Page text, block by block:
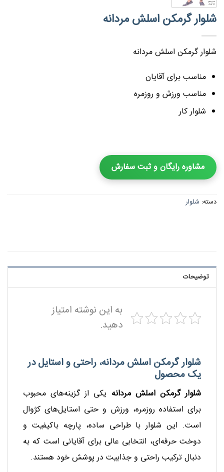
شلوار گرمکن اسلش مردانه
شلوار گرمکن اسلش مردانه
مناسب برای آقایان
مناسب ورزش و روزمره
شلوار کار
مشاوره رایگان و ثبت سفارش
دسته: شلوار
توضیحات
به این نوشته امتیاز
دهید.
شلوار گرمکن اسلش مردانه، راحتی و استایل در
یک محصول
شلوار گرمکن اسلش مردانه یکی از گزینه‌های محبوب
برای استفاده روزمره، ورزش و حتی استایل‌های کژوال
است. این شلوار با طراحی ساده، پارچه‌ باکیفیت و
دوخت حرفه‌ای، انتخابی عالی برای آقایانی است که به
دنبال ترکیب راحتی و جذابیت در پوشش خود هستند.